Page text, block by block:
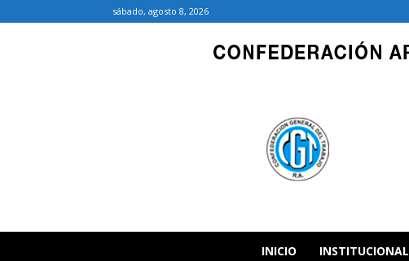
sábado, agosto 8, 2026
INICIO INSTITUCIONAL